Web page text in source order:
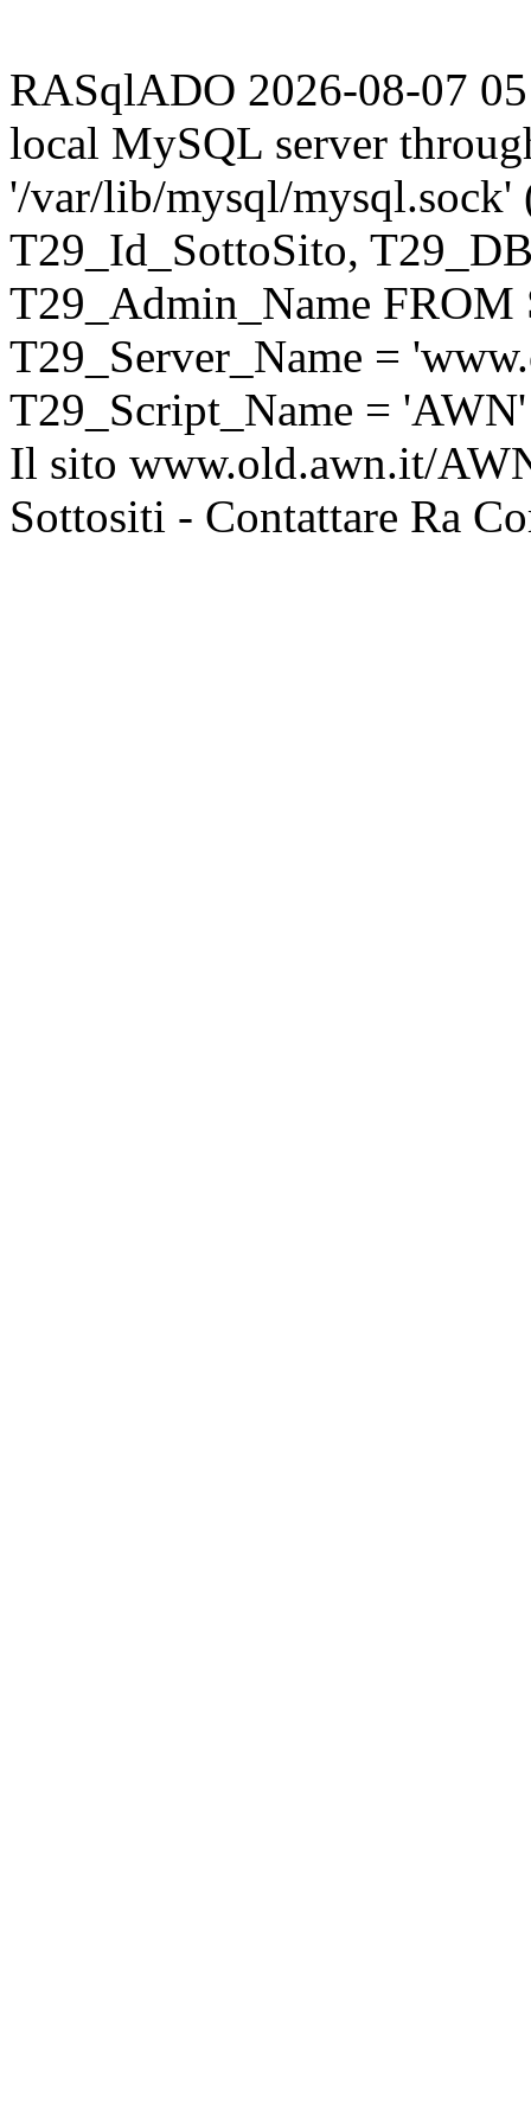
RASqlADO 2026-08-07
local MySQL server
'/var/lib/mysql/mysql.sock'
T29_Id_SottoSito,
T29_Admin_Name
T29_Server_Name =
T29_Script_Name = 'AWN'
Il sito www.old.awn.it/
Sottositi - Contattare Ra